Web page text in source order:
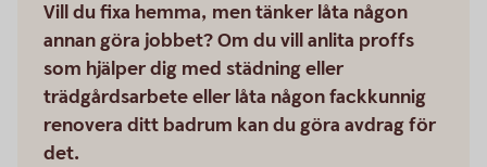
Vill du fixa hemma, men tänker låta någon
annan göra jobbet? Om du vill anlita proffs
som hjälper dig med städning eller
trädgårdsarbete eller låta någon fackkunnig
renovera ditt badrum kan du göra avdrag för
det.